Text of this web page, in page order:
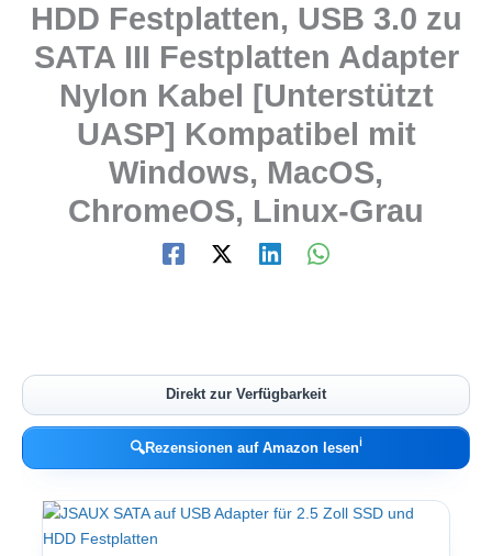
HDD Festplatten, USB 3.0 zu
SATA III Festplatten Adapter
Nylon Kabel [Unterstützt
UASP] Kompatibel mit
Windows, MacOS,
ChromeOS, Linux-Grau
Direkt zur Verfügbarkeit
🔍Rezensionen auf Amazon lesenℹ︎